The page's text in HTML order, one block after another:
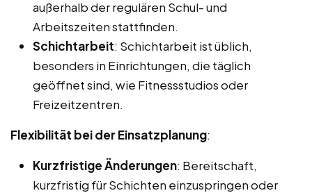
außerhalb der regulären Schul- und
Arbeitszeiten stattfinden.
Schichtarbeit: Schichtarbeit ist üblich,
besonders in Einrichtungen, die täglich
geöffnet sind, wie Fitnessstudios oder
Freizeitzentren.
Flexibilität bei der Einsatzplanung:
Kurzfristige Änderungen: Bereitschaft,
kurzfristig für Schichten einzuspringen oder